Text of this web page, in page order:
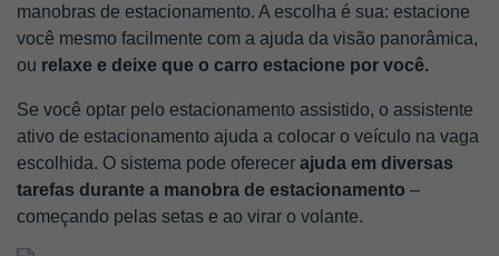
manobras de estacionamento. A escolha é sua: estacione
você mesmo facilmente com a ajuda da visão panorâmica,
ou relaxe e deixe que o carro estacione por você.
Se você optar pelo estacionamento assistido, o assistente
ativo de estacionamento ajuda a colocar o veículo na vaga
escolhida. O sistema pode oferecer ajuda em diversas
tarefas durante a manobra de estacionamento –
começando pelas setas e ao virar o volante.